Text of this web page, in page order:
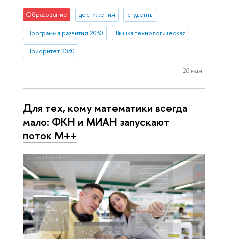
Образование достижения студенты
Программа развития 2030 Вышка технологическая
Приоритет 2030
26 мая
Для тех, кому математики всегда
мало: ФКН и МИАН запускают
поток М++